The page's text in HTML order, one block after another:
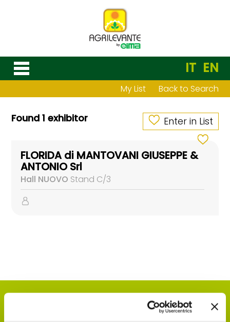
IT EN
My List Back to Search
Found 1 exhibitor Enter in List
FLORIDA di MANTOVANI GIUSEPPE &
ANTONIO Srl
Hall NUOVO Stand C/3